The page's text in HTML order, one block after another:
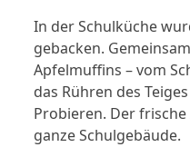
In der Schulküche
gebacken.
Apfelmuffins – vom
das Rühren des
Probieren. Der
ganze Schulgebäude.